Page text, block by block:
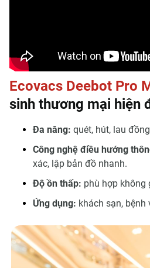
Ecovacs Deebot Pro
sinh thương mại hiện
Đa năng: quét, hút, lau
Công nghệ điều hướng
xác, lập bản đồ nhanh.
Độ ồn thấp: phù hợp không
Ứng dụng: khách sạn, bệnh